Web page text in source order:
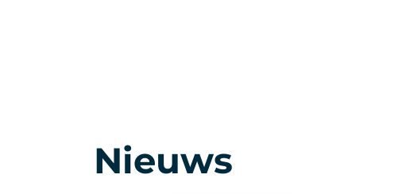
Nieuws